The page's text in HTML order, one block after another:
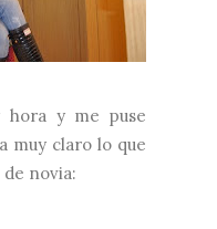
hora y me puse
muy claro lo que
de novia: